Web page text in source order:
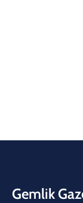
Gemlik